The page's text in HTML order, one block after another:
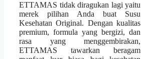
ETTAMAS tidak diragukan lagi yaitu
merek pilihan Anda buat Susu
Kesehatan Original. Dengan kualitas
premium, formula yang bergizi, dan
rasa yang menggembirakan,
ETTAMAS tawarkan beragam